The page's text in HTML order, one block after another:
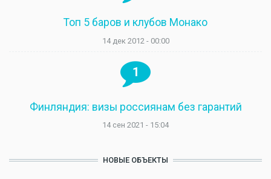
Топ 5 баров и клубов Монако
14 дек 2012 - 00:00
1
Финляндия: визы россиянам без гарантий
14 сен 2021 - 15:04
НОВЫЕ ОБЪЕКТЫ